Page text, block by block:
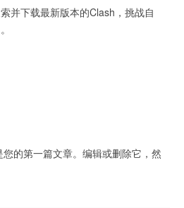
下载最新版本的Clash，挑战自
的第一篇文章。编辑或删除它，然